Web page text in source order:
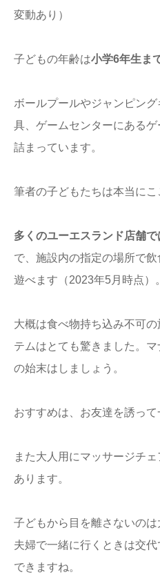
変動あり）
子どもの年齢は小学6年生ま
ボールプールやジャンピン
具、ゲームセンターにある
詰まっています。
筆者の子どもたちは本当にこ
多くのユーエスランド店舗
で、施設内の指定の場所で
遊べます（2023年5月時点）。
大概は食べ物持ち込み不可
テムはとても驚きました。
の始末はしましょう。
おすすめは、お友達を誘って
また大人用にマッサージチ
あります。
子どもから目を離さないの
夫婦で一緒に行くときは交
できますね。